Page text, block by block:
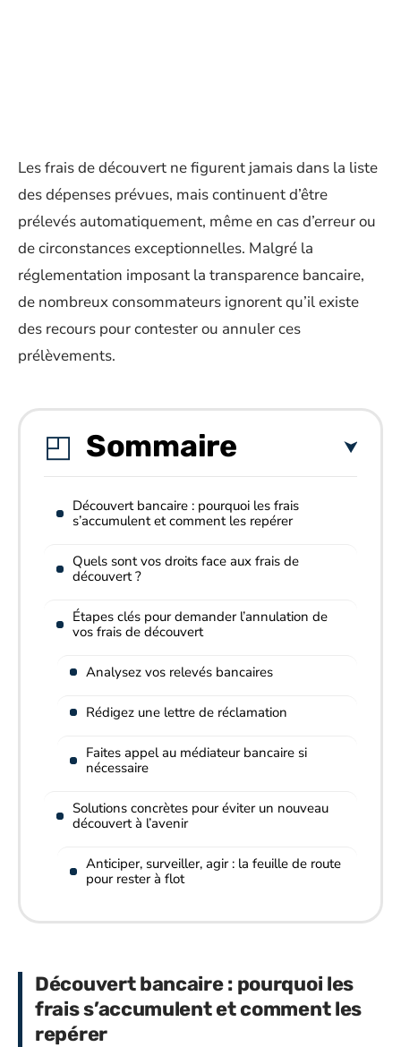
Les frais de découvert ne figurent jamais dans la liste
des dépenses prévues, mais continuent d’être
prélevés automatiquement, même en cas d’erreur ou
de circonstances exceptionnelles. Malgré la
réglementation imposant la transparence bancaire,
de nombreux consommateurs ignorent qu’il existe
des recours pour contester ou annuler ces
prélèvements.
Sommaire
Découvert bancaire : pourquoi les frais
s’accumulent et comment les repérer
Quels sont vos droits face aux frais de
découvert ?
Étapes clés pour demander l’annulation de
vos frais de découvert
Analysez vos relevés bancaires
Rédigez une lettre de réclamation
Faites appel au médiateur bancaire si
nécessaire
Solutions concrètes pour éviter un nouveau
découvert à l’avenir
Anticiper, surveiller, agir : la feuille de route
pour rester à flot
Découvert bancaire : pourquoi les
frais s’accumulent et comment les
repérer